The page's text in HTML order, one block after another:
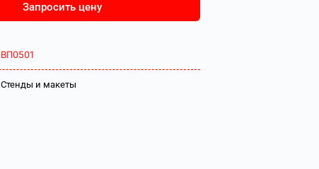
Запросить цену
ВП0501
Стенды и макеты